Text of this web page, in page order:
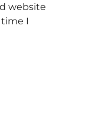
website
I